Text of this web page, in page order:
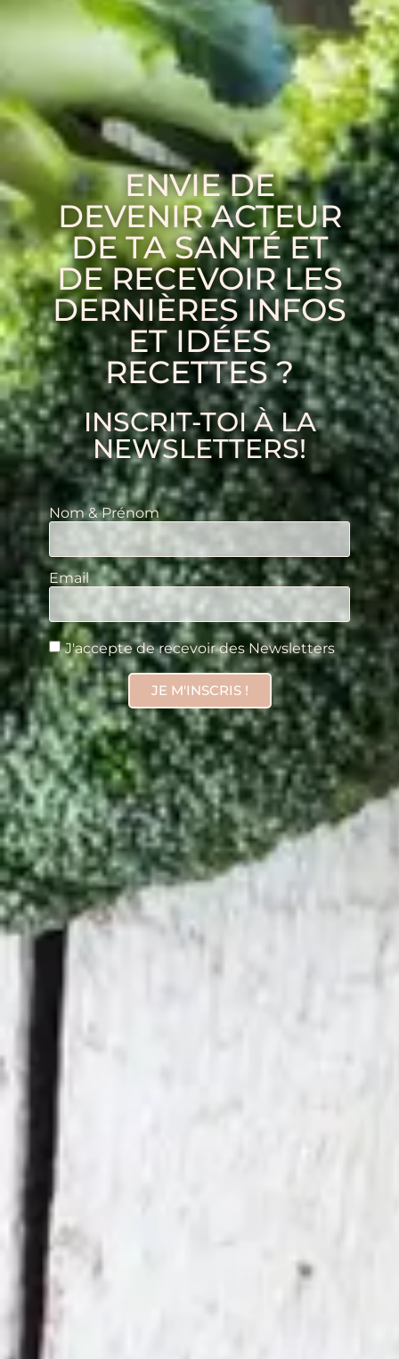
ENVIE DE
DEVENIR ACTEUR
DE TA SANTÉ ET
DE RECEVOIR LES
DERNIÈRES INFOS
ET IDÉES
RECETTES ?
INSCRIT-TOI À LA
NEWSLETTERS!
Nom & Prénom
Email
J'accepte de recevoir des Newsletters
JE M'INSCRIS !